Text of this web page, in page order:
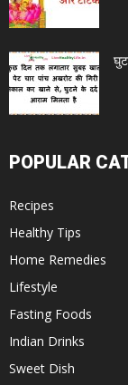
POPULAR
Recipes
Healthy Tips
Home Remedies
Lifestyle
Fasting Foods
Indian Drinks
Sweet Dish